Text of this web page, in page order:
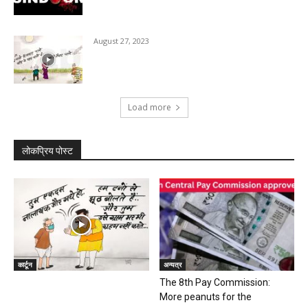
August 27, 2023
Load more
लोकप्रिय पोस्ट
कार्टून अन्यत्र
The 8th Pay Commission:
More peanuts for the